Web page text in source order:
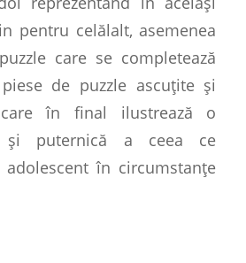
pentru celălalt, asemenea
care se completează
de puzzle ascuțite și
în final ilustrează o
și puternică a ceea ce
în circumstanțe